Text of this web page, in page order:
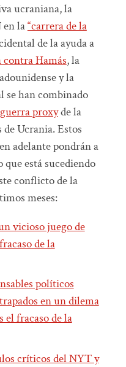
ucraniana, la
la“carrera de la
de la ayuda a
contra Hamás, la
y la
se han combinado
guerra proxyde la
Ucrania. Estos
adelante pondrán a
está sucediendo
conflicto de la
meses:
vicioso juego de
de la
políticos
en un dilema
el fracaso de la
críticos del NYT y